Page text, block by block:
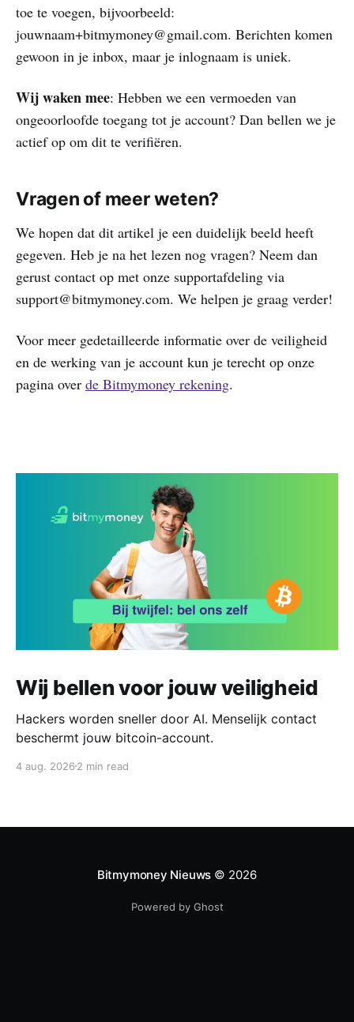
toe te voegen, bijvoorbeeld:
jouwnaam+bitmymoney@gmail.com. Berichten komen
gewoon in je inbox, maar je inlognaam is uniek.
Wij waken mee: Hebben we een vermoeden van
ongeoorloofde toegang tot je account? Dan bellen we je
actief op om dit te verifiëren.
Vragen of meer weten?
We hopen dat dit artikel je een duidelijk beeld heeft
gegeven. Heb je na het lezen nog vragen? Neem dan
gerust contact op met onze supportafdeling via
support@bitmymoney.com. We helpen je graag verder!
Voor meer gedetailleerde informatie over de veiligheid
en de werking van je account kun je terecht op onze
pagina over de Bitmymoney rekening.
Wij bellen voor jouw veiligheid
Hackers worden sneller door AI. Menselijk contact
beschermt jouw bitcoin-account.
4 aug. 2026 2 min read
Bitmymoney Nieuws © 2026
Powered by Ghost